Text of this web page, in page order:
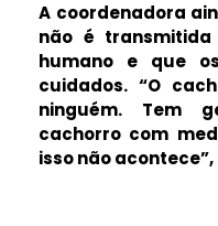
A coordenadora
não é
humano e que
cuidados. “O
ninguém. Tem
cachorro com
isso não